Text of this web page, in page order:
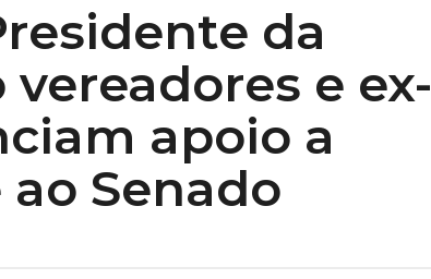
da
e ex-
apoio a
Senado